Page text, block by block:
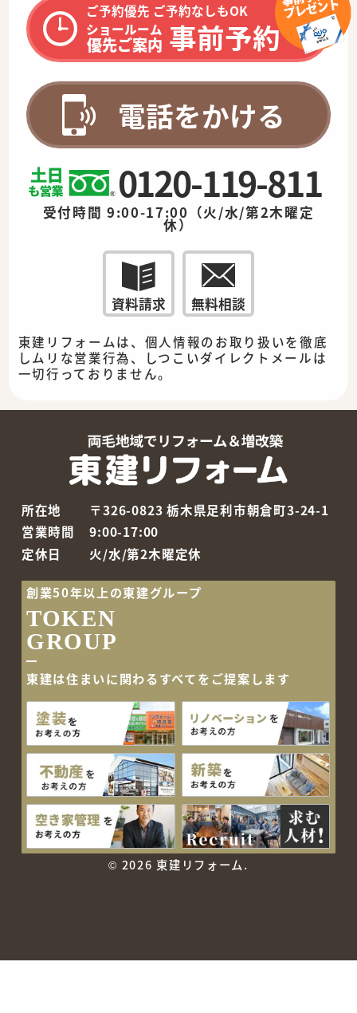
ご予約優先 ご予約なしもOK
ショールーム
優先ご案内 事前予約
電話をかける
0120-119-811
受付時間 9:00-17:00（火/水/第2木曜定
休）
資料請求 無料相談
東建リフォームは、個人情報のお取り扱いを徹底
しムリな営業行為、しつこいダイレクトメールは
一切行っておりません。
所在地
〒326-0823 栃木県足利市朝倉町3-24-1
営業時間
9:00-17:00
定休日
火/水/第2木曜定休
創業50年以上の東建グループ
TOKEN
GROUP
東建は住まいに関わるすべてをご提案します
© 2026 東建リフォーム.